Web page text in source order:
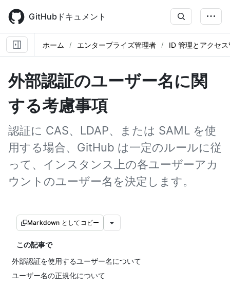
main
content
GitHubドキュメント
ホーム エンタープライズ管理者 ID 管理とアクセ
外部認証のユーザー名に関
する考慮事項
認証に CAS、LDAP、または SAML を使
用する場合、GitHub は一定のルールに従
って、インスタンス上の各ユーザーアカ
ウントのユーザー名を決定します。
Markdown としてコピー
この記事で
外部認証を使用するユーザー名について
ユーザー名の正規化について